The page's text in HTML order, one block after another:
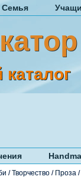
/Творчество / Проза /